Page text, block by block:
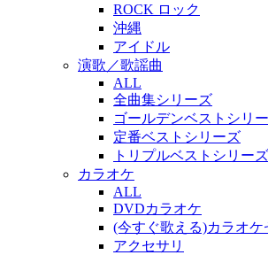
ROCK ロック
沖縄
アイドル
演歌／歌謡曲
ALL
全曲集シリーズ
ゴールデンベストシリ
定番ベストシリーズ
トリプルベストシリーズ
カラオケ
ALL
DVDカラオケ
(今すぐ歌える)カラオケ
アクセサリ